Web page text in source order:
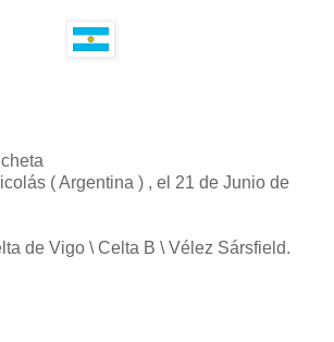
( Argentina ) , el 21 de Junio de
de Vigo \ Celta B \ Vélez Sársfield.